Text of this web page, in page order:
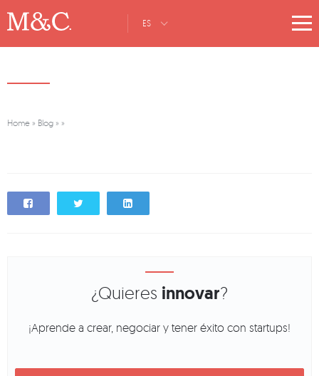
ES
Home » Blog » »
¿Quieres innovar?
¡Aprende a crear, negociar y tener éxito con startups!